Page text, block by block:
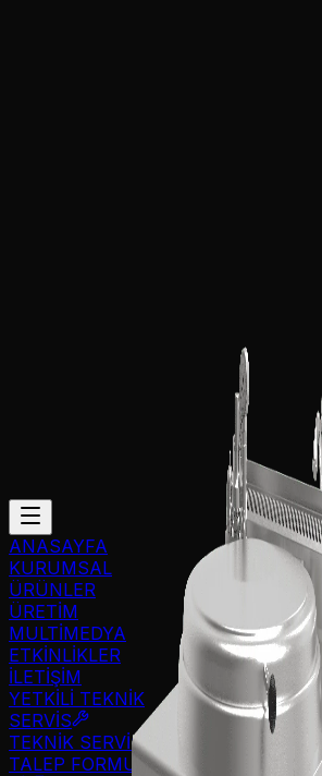
ANASAYFA
KURUMSAL
ÜRÜNLER
ÜRETİM
MULTİMEDYA
ETKİNLİKLER
İLETİŞİM
YETKİLİ TEKNİK
SERVİS
TEKNİK SERVİS
TALEP FORMU